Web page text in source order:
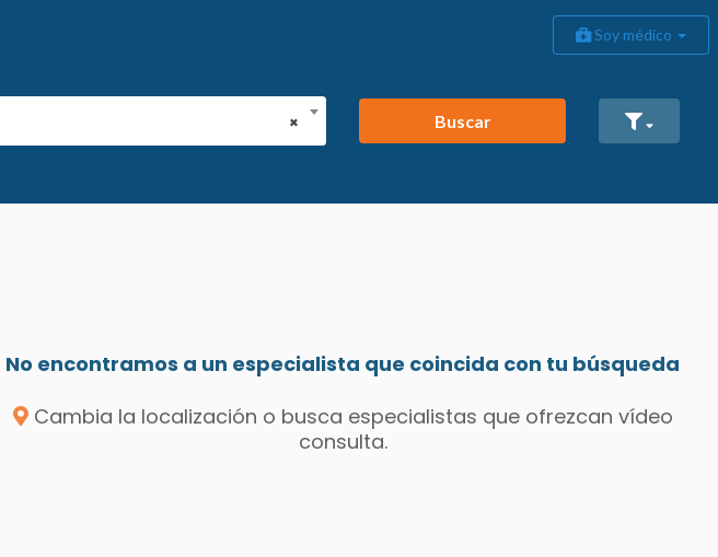
Soy médico
×
Buscar
No encontramos a un especialista que coincida con tu búsqueda
Cambia la localización o busca especialistas que ofrezcan vídeo
consulta.